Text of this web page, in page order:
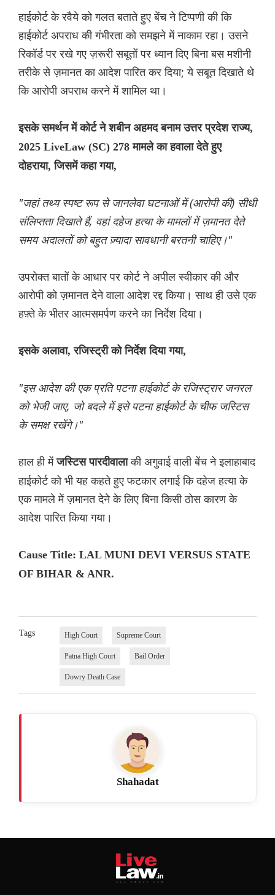
हाईकोर्ट के रवैये को गलत बताते हुए बेंच ने टिप्पणी की कि
हाईकोर्ट अपराध की गंभीरता को समझने में नाकाम रहा। उसने
रिकॉर्ड पर रखे गए ज़रूरी सबूतों पर ध्यान दिए बिना बस मशीनी
तरीके से ज़मानत का आदेश पारित कर दिया; ये सबूत दिखाते थे
कि आरोपी अपराध करने में शामिल था।
इसके समर्थन में कोर्ट ने शबीन अहमद बनाम उत्तर प्रदेश राज्य,
2025 LiveLaw (SC) 278 मामले का हवाला देते हुए
दोहराया, जिसमें कहा गया,
"जहां तथ्य स्पष्ट रूप से जानलेवा घटनाओं में (आरोपी की) सीधी
संलिप्तता दिखाते हैं, वहां दहेज हत्या के मामलों में ज़मानत देते
समय अदालतों को बहुत ज़्यादा सावधानी बरतनी चाहिए।"
उपरोक्त बातों के आधार पर कोर्ट ने अपील स्वीकार की और
आरोपी को ज़मानत देने वाला आदेश रद्द किया। साथ ही उसे एक
हफ़्ते के भीतर आत्मसमर्पण करने का निर्देश दिया।
इसके अलावा, रजिस्ट्री को निर्देश दिया गया,
"इस आदेश की एक प्रति पटना हाईकोर्ट के रजिस्ट्रार जनरल
को भेजी जाए, जो बदले में इसे पटना हाईकोर्ट के चीफ जस्टिस
के समक्ष रखेंगे।"
हाल ही मेंजस्टिस पारदीवालाकी अगुवाई वाली बेंच ने इलाहाबाद
हाईकोर्ट को भी यह कहते हुए फटकार लगाई कि दहेज हत्या के
एक मामले में ज़मानत देने के लिए बिना किसी ठोस कारण के
आदेश पारित किया गया।
Cause Title: LAL MUNI DEVI VERSUS STATE
OF BIHAR & ANR.
Tags High Court Supreme Court
Patna High Court Bail Order
Dowry Death Case
Shahadat